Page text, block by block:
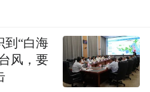
到“白海
风，要